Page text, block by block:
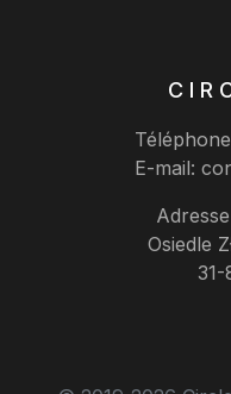
E-mail:
Osiedle